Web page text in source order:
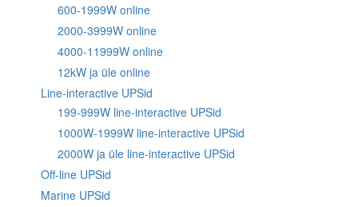
600-1999W online
2000-3999W online
4000-11999W online
12kW ja üle online
Line-interactive UPSid
199-999W line-interactive UPSid
1000W-1999W line-interactive UPSid
2000W ja üle line-interactive UPSid
Off-line UPSid
Marine UPSid